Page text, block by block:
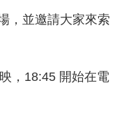
，並邀請大家來索
，18:45 開始在電